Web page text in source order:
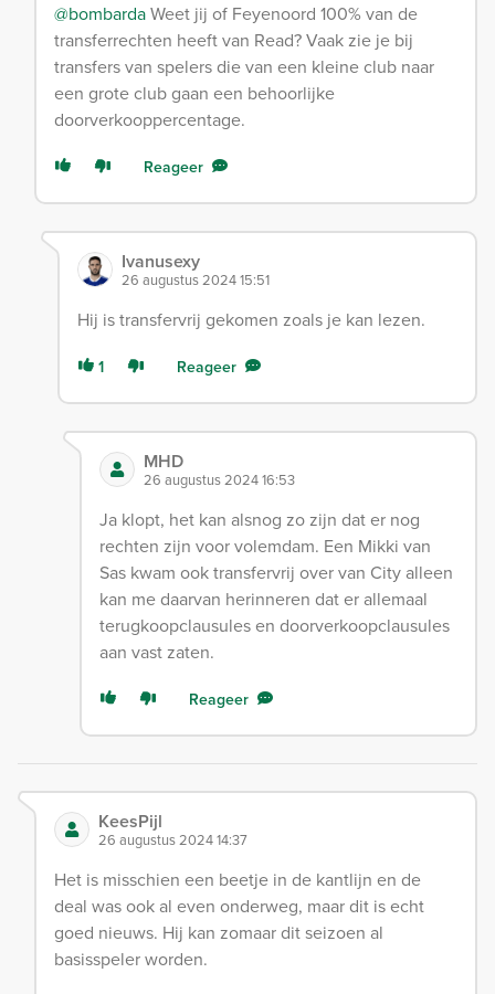
@bombardaWeet jij of Feyenoord 100% van de
transferrechten heeft van Read? Vaak zie je bij
transfers van spelers die van een kleine club naar
een grote club gaan een behoorlijke
doorverkooppercentage.
Reageer
Ivanusexy
26 augustus 2024 15:51
Hij is transfervrij gekomen zoals je kan lezen.
1 Reageer
MHD
26 augustus 2024 16:53
Ja klopt, het kan alsnog zo zijn dat er nog
rechten zijn voor volemdam. Een Mikki van
Sas kwam ook transfervrij over van City alleen
kan me daarvan herinneren dat er allemaal
terugkoopclausules en doorverkoopclausules
aan vast zaten.
Reageer
KeesPijl
26 augustus 2024 14:37
Het is misschien een beetje in de kantlijn en de
deal was ook al even onderweg, maar dit is echt
goed nieuws. Hij kan zomaar dit seizoen al
basisspeler worden.